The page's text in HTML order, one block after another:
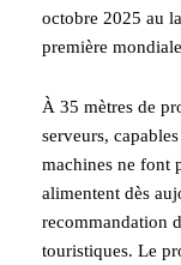
octobre 2025 au
première
À 35 mètres de
serveurs,
machines ne font
alimentent dès
recommandation
touristiques. Le